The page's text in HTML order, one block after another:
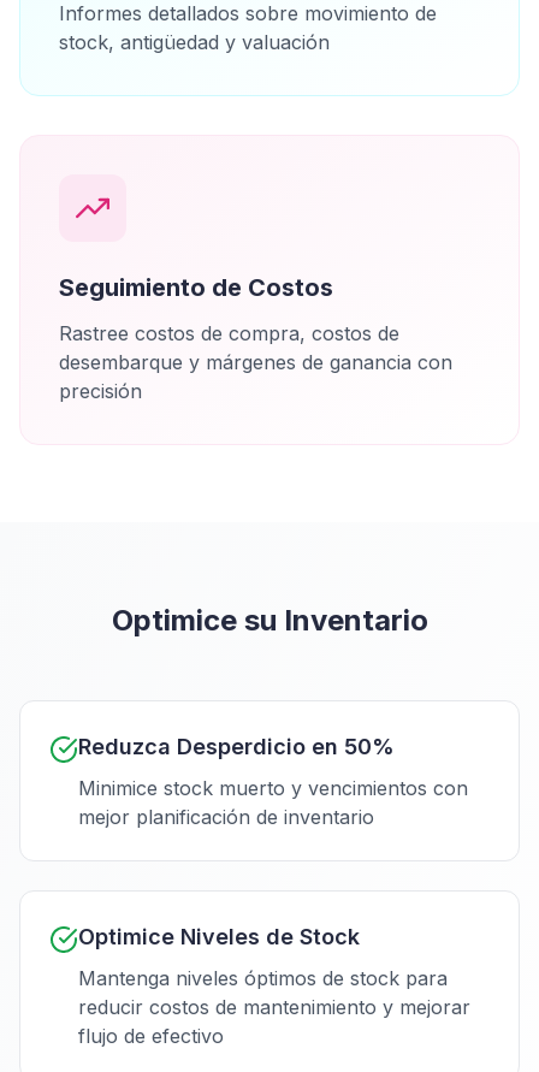
Informes detallados sobre movimiento de
stock, antigüedad y valuación
Seguimiento de Costos
Rastree costos de compra, costos de
desembarque y márgenes de ganancia con
precisión
Optimice su Inventario
Reduzca Desperdicio en 50%
Minimice stock muerto y vencimientos con
mejor planificación de inventario
Optimice Niveles de Stock
Mantenga niveles óptimos de stock para
reducir costos de mantenimiento y mejorar
flujo de efectivo